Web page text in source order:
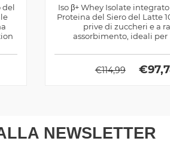
del
Iso β+ Whey Isolate
Proteina del Siero del Latte
prive di zuccheri e a
assorbimento, ideali per
€114,99 €
NEWSLETTER